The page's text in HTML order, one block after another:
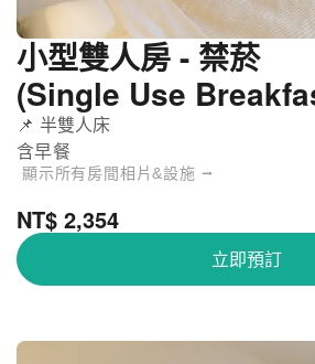
小型雙人房 - 禁菸
(Single Use
📌 半雙人床
含早餐
顯示所有房間相片&設施 ⭢
NT$ 2,354
立即預訂